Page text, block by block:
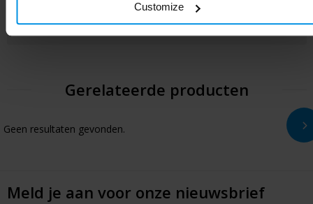
Customize
Gerelateerde producten
Geen resultaten gevonden.
Meld je aan voor onze nieuwsbrief